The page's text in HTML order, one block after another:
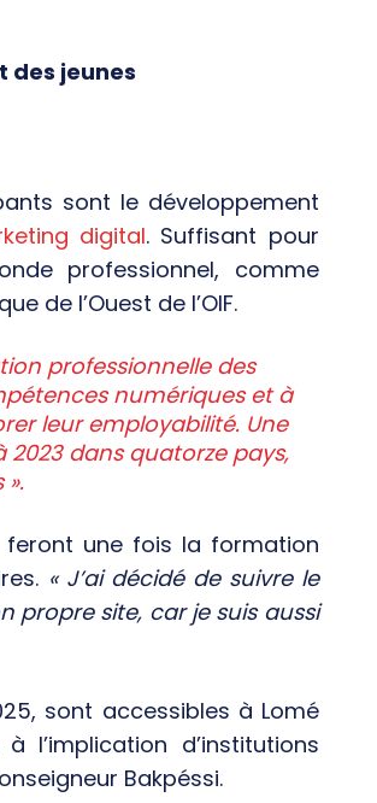
des jeunes
sont le développement
digital. Suffisant pour
professionnel, comme
de l’Ouest de l’OIF.
professionnelle des
numériques et à
leur employabilité. Une
dans quatorze pays,
feront une fois la formation
« J’ai décidé de suivre le
site, car je suis aussi
sont accessibles à Lomé
l’implication d’institutions
Bakpéssi.